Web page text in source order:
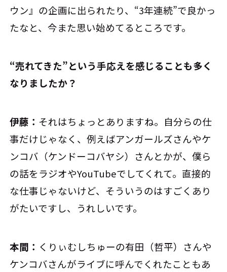
ウン』の企画に出られたり、“3年連続”で良かっ
たなと、今また思い始めてるところです。
――“売れてきた”という手応えを感じることも多く
なりましたか？
伊藤： それはちょっとありますね。自分らの仕
事だけじゃなく、例えばアンガールズさんやケ
ンコバ（ケンドーコバヤシ）さんとかが、僕ら
の話をラジオやYouTubeでしてくれて。直接的
な仕事じゃないけど、そういうのはすごくあり
がたいですし、うれしいです。
本間： くりぃむしちゅーの有田（哲平）さんや
ケンコバさんがライブに呼んでくれたこともあ